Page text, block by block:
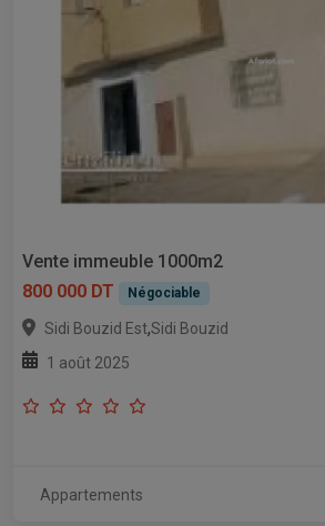
Vente immeuble 1000m2
800 000 DT
Négociable
Sidi Bouzid Est,Sidi Bouzid
1 août 2025
Appartements